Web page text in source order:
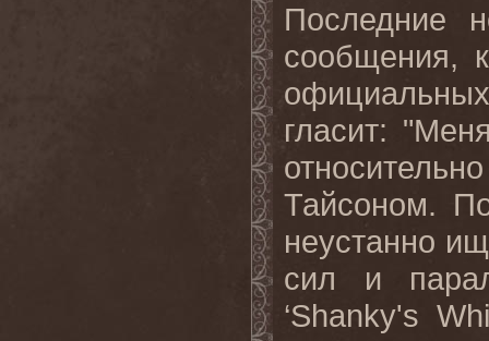
Последние
сообщения,
гласит:
Тайсоном.
неустанно
сил и
‘Shanky's